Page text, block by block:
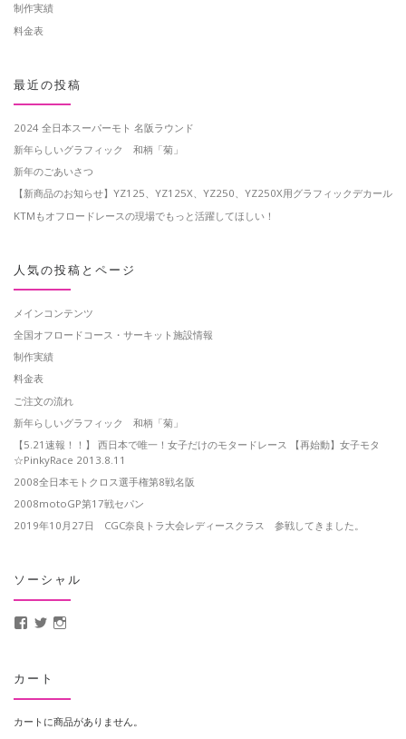
制作実績
料金表
最近の投稿
2024 全日本スーパーモト 名阪ラウンド
新年らしいグラフィック 和柄「菊」
新年のごあいさつ
【新商品のお知らせ】YZ125、YZ125X、YZ250、YZ250X用グラフィックデカール
KTMもオフロードレースの現場でもっと活躍してほしい！
人気の投稿とページ
メインコンテンツ
全国オフロードコース・サーキット施設情報
制作実績
料金表
ご注文の流れ
新年らしいグラフィック 和柄「菊」
【5.21速報！！】 西日本で唯一！女子だけのモタードレース 【再始動】女子モタ
☆PinkyRace 2013.8.11
2008全日本モトクロス選手権第8戦名阪
2008motoGP第17戦セパン
2019年10月27日 CGC奈良トラ大会レディースクラス 参戦してきました。
ソーシャル
MotoCrusader さんのプロフィールを Facebook で表示
@MotoCrusader さんのプロフィールを Twitter で表示
カート
カートに商品がありません。